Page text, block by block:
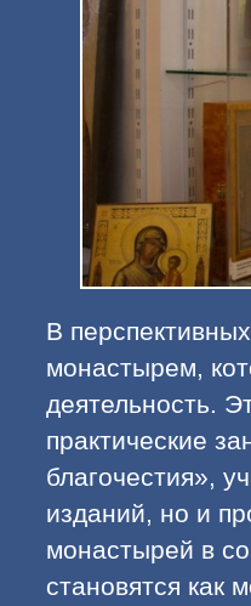
В
монастырем,
деятельность.
практические
благочестия»,
изданий, но и
монастырей в
становятся как